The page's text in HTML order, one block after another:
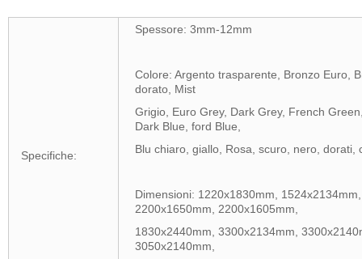
Specifiche:
Spessore: 3mm-12mm
Colore: Argento trasparente, Bronzo Euro,
dorato, Mist
Grigio, Euro Grey, Dark Grey, French
Dark Blue, ford Blue,
Blu chiaro, giallo, Rosa, scuro, nero, dorati,
Dimensioni: 1220x1830mm,
2200x1650mm, 2200x1605mm,
1830x2440mm, 3300x2134mm,
3050x2140mm,